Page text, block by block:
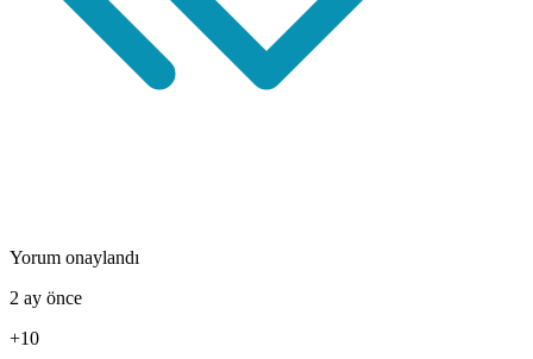
Yorum onaylandı
2 ay önce
+10